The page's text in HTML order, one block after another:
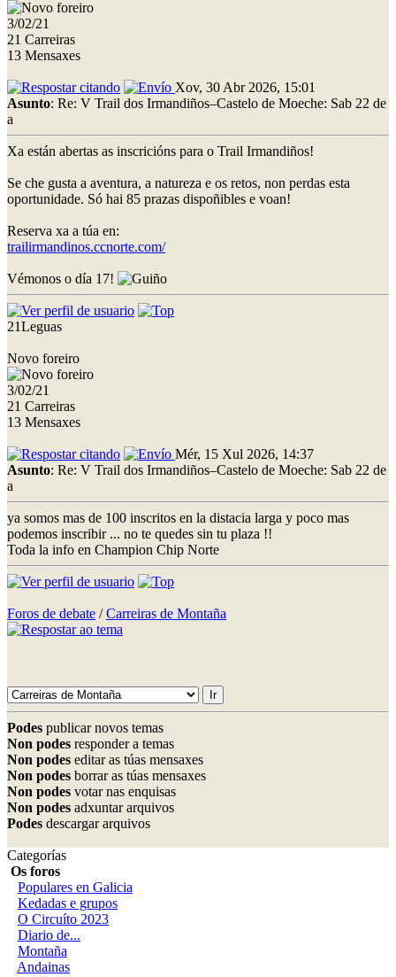
3/02/21
21 Carreiras
13 Mensaxes
Xov, 30 Abr 2026, 15:01
Asunto: Re: V Trail dos Irmandiños–Castelo de Moeche: Sab 22 de
a
Xa están abertas as inscricións para o Trail Irmandiños!
Se che gusta a aventura, a natureza e os retos, non perdas esta
oportunidade. Só hai 85 prazas dispoñibles e voan!
Reserva xa a túa en:
trailirmandinos.ccnorte.com/
Vémonos o día 17!
21Leguas
Novo foreiro
3/02/21
21 Carreiras
13 Mensaxes
Mér, 15 Xul 2026, 14:37
Asunto: Re: V Trail dos Irmandiños–Castelo de Moeche: Sab 22 de
a
ya somos mas de 100 inscritos en la distacia larga y poco mas
podemos inscribir ... no te quedes sin tu plaza !!
Toda la info en Champion Chip Norte
Foros de debate /Carreiras de Montaña
Podes publicar novos temas
Non podes responder a temas
Non podes editar as túas mensaxes
Non podes borrar as túas mensaxes
Non podes votar nas enquisas
Non podes adxuntar arquivos
Podes descargar arquivos
Categorías
Os foros
Populares en Galicia
Kedadas e grupos
O Circuíto 2023
Diario de...
Montaña
Andainas